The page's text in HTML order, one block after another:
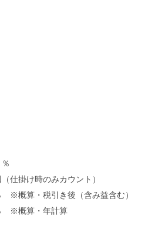
仕掛け時のみカウント）
※概算・税引き後（含み益含む）
※概算・年計算